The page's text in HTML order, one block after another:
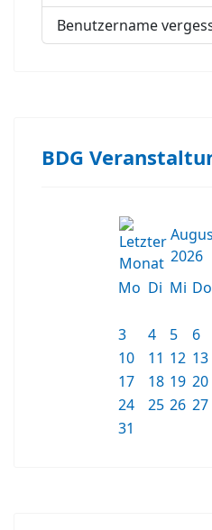
Benutzername
BDG
2026
Mo Di Mi Do
3
4 5 6
10
11 12 13
17
18 19 20
24
25 26 27
31